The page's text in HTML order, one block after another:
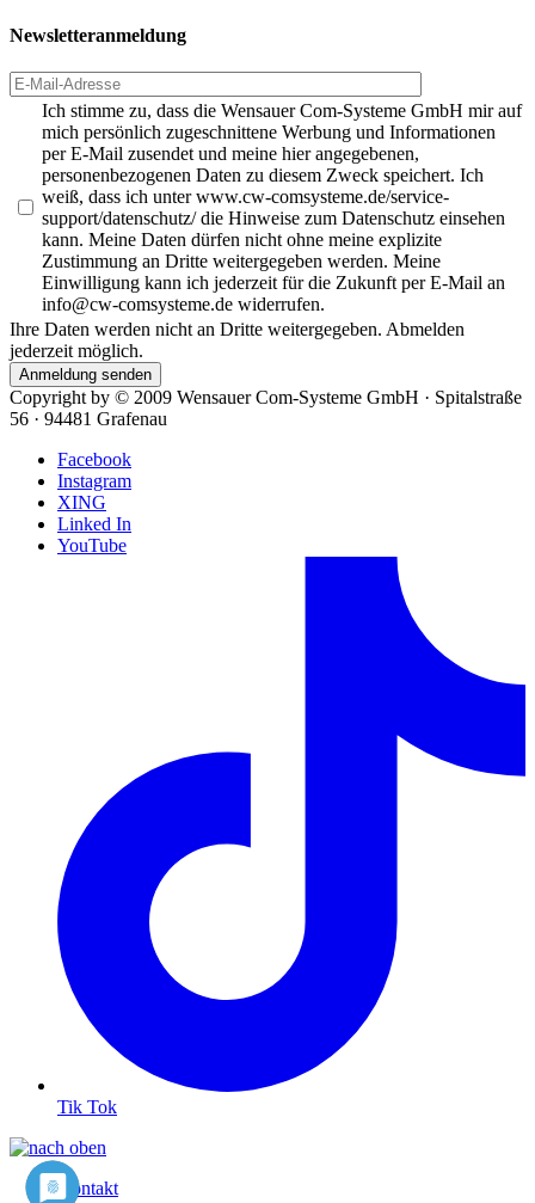
Newsletteranmeldung
Ich stimme zu, dass die Wensauer Com-Systeme GmbH mir auf
mich persönlich zugeschnittene Werbung und Informationen
per E-Mail zusendet und meine hier angegebenen,
personenbezogenen Daten zu diesem Zweck speichert. Ich
weiß, dass ich unter www.cw-comsysteme.de/service-
support/datenschutz/ die Hinweise zum Datenschutz einsehen
kann. Meine Daten dürfen nicht ohne meine explizite
Zustimmung an Dritte weitergegeben werden. Meine
Einwilligung kann ich jederzeit für die Zukunft per E-Mail an
info@cw-comsysteme.de widerrufen.
Ihre Daten werden nicht an Dritte weitergegeben. Abmelden
jederzeit möglich.
Anmeldung senden
Copyright by © 2009 Wensauer Com-Systeme GmbH · Spitalstraße
56 · 94481 Grafenau
Facebook
Instagram
XING
Linked In
YouTube
Tik Tok
Kontakt